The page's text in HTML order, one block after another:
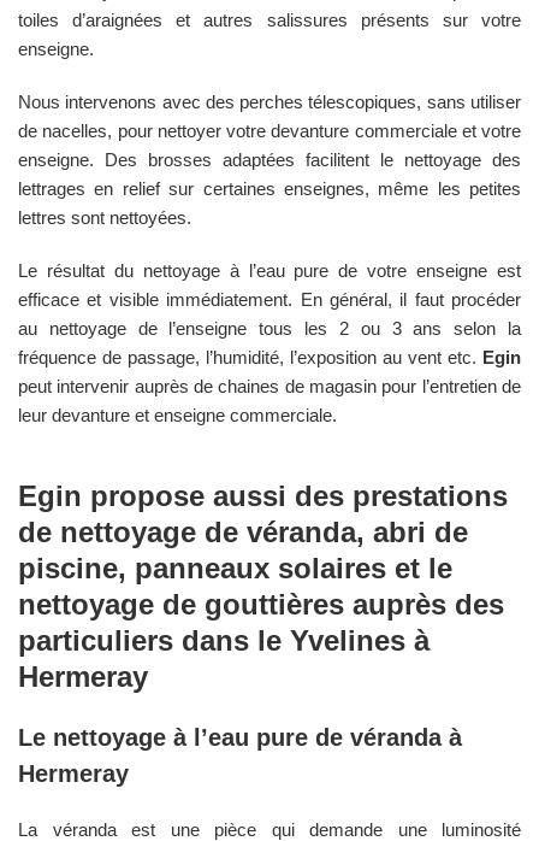
toiles d’araignées et autres salissures présents sur votre
enseigne.
Nous intervenons avec des perches télescopiques, sans utiliser
de nacelles, pour nettoyer votre devanture commerciale et votre
enseigne. Des brosses adaptées facilitent le nettoyage des
lettrages en relief sur certaines enseignes, même les petites
lettres sont nettoyées.
Le résultat du nettoyage à l’eau pure de votre enseigne est
efficace et visible immédiatement. En général, il faut procéder
au nettoyage de l’enseigne tous les 2 ou 3 ans selon la
fréquence de passage, l’humidité, l’exposition au vent etc. Egin
peut intervenir auprès de chaines de magasin pour l’entretien de
leur devanture et enseigne commerciale.
Egin propose aussi des prestations
de nettoyage de véranda, abri de
piscine, panneaux solaires et le
nettoyage de gouttières auprès des
particuliers dans le Yvelines à
Hermeray
Le nettoyage à l’eau pure de véranda à
Hermeray
La véranda est une pièce qui demande une luminosité